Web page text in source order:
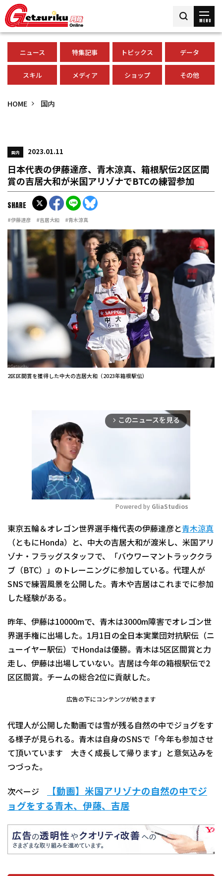
MENU
ニュース 特集記事 トピックス データ
スキル メディア ショップ その他
HOME 国内
国内 2023.01.11
日本代表の伊藤達彦、青木涼真、箱根駅伝2区区間
賞の吉居大和が米国アリゾナでBTCの練習参加
#伊藤達彦 #吉居大和 #青木涼真
SHARE
2区区間賞を獲得した中大の吉居大和（2023年箱根駅伝）
arrow_forward_ios このニュースを見る
Mute
Powered by GliaStudios
東京五輪＆オレゴン世界選手権代表の伊藤達彦と青木涼真
（ともにHonda）と、中大の吉居大和が渡米し、米国アリ
ゾナ・フラッグスタッフで、「バウワーマントラッククラ
ブ（BTC）」のトレーニングに参加している。代理人が
SNSで練習風景を公開した。青木や吉居はこれまでに参加
した経験がある。
昨年、伊藤は10000mで、青木は3000m障害でオレゴン世
界選手権に出場した。1月1日の全日本実業団対抗駅伝（ニ
ューイヤー駅伝）でHondaは優勝。青木は5区区間賞と力
走し、伊藤は出場していない。吉居は今年の箱根駅伝で2
区区間賞。チームの総合2位に貢献した。
広告の下にコンテンツが続きます
代理人が公開した動画では雪が残る自然の中でジョグをす
る様子が見られる。青木は自身のSNSで「今年も参加させ
て頂いています 大きく成長して帰ります」と意気込みを
つづった。
次ページ
【動画】米国アリゾナの自然の中でジ
ョグをする青木、伊藤、吉居